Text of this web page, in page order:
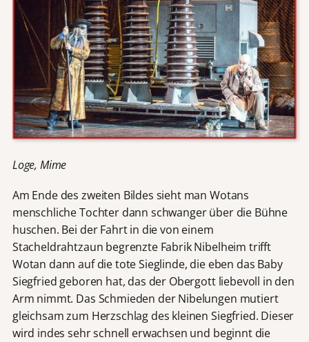
Loge, Mime
Am Ende des zweiten Bildes sieht man Wotans
menschliche Tochter dann schwanger über die Bühne
huschen. Bei der Fahrt in die von einem
Stacheldrahtzaun begrenzte Fabrik Nibelheim trifft
Wotan dann auf die tote Sieglinde, die eben das Baby
Siegfried geboren hat, das der Obergott liebevoll in den
Arm nimmt. Das Schmieden der Nibelungen mutiert
gleichsam zum Herzschlag des kleinen Siegfried. Dieser
wird indes sehr schnell erwachsen und beginnt die